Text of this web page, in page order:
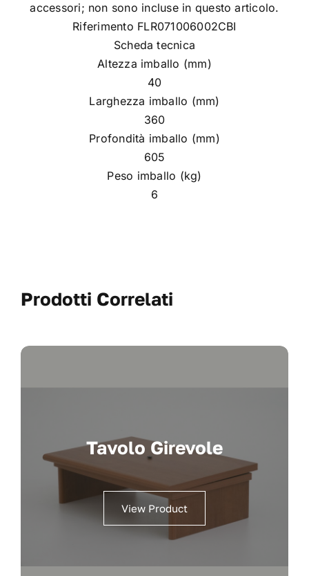
accessori; non sono incluse in questo articolo.
Riferimento FLR071006002CBI
Scheda tecnica
Altezza imballo (mm)
40
Larghezza imballo (mm)
360
Profondità imballo (mm)
605
Peso imballo (kg)
6
Prodotti Correlati
Tavolo Girevole
View Product